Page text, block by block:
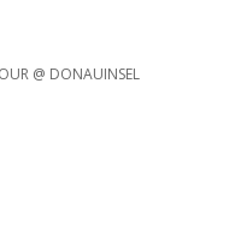
@ DONAUINSEL